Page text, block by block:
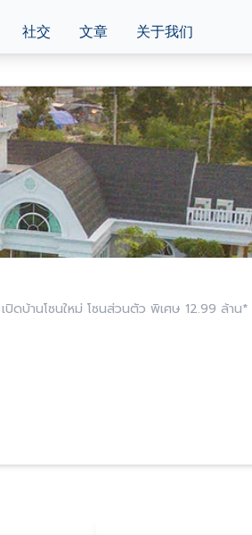
社交 文章 关于我们
ดบ้านโซนใหม่ โซนส่วนตัว พิเศษ 12.99 ล้าน*